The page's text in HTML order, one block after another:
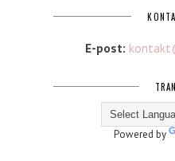
E-post:
Powered by